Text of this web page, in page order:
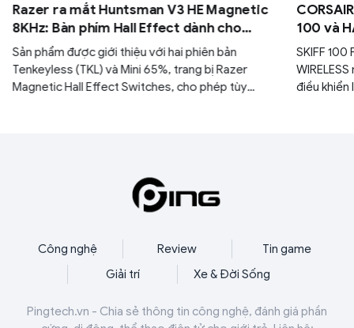
Razer ra mắt Huntsman V3 HE Magnetic
8KHz: Bàn phím Hall Effect dành cho
game thủ esports
Sản phẩm được giới thiệu với hai phiên bản
Tenkeyless (TKL) và Mini 65%, trang bị Razer
Magnetic Hall Effect Switches, cho phép tùy
100 và
đa năng
SKIFF 100
điều khiển
Công nghệ Review
Tin game
Giải trí
Xe & Đời Sống
Pingtech.vn - Chia sẻ thông tin công nghệ, đánh giá phần